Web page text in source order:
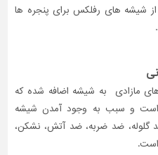
شیشه های رفلکس برای پنجره ها
مازادی به شیشه اضافه شده که
است و سبب به وجود آمدن شیشه
گلوله، ضد ضربه، ضد آتش، نشکن،